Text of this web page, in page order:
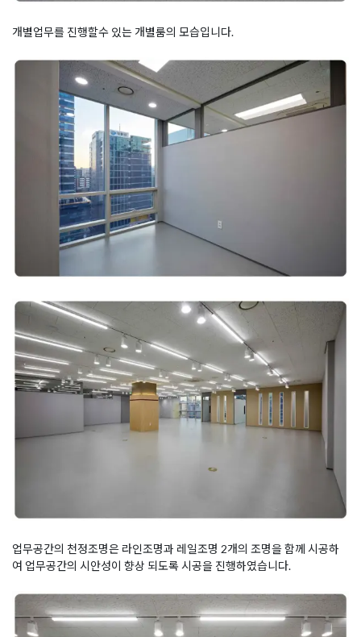
개별업무를 진행할수 있는 개별룸의 모습입니다.
업무공간의 천정조명은 라인조명과 레일조명 2개의 조명을 함께 시공하
여 업무공간의 시안성이 향상 되도록 시공을 진행하였습니다.